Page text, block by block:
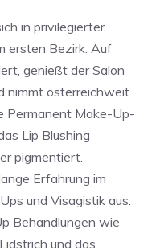
in privilegierter
ersten Bezirk. Auf
genießt der Salon
nimmt österreichweit
Permanent Make-Up-
Lip Blushing
pigmentiert.
Erfahrung im
und Visagistik aus.
Behandlungen wie
und das